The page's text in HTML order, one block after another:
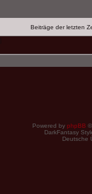
Beiträge der letzten
Powered by phpBB
DarkFantasy
Deutsche